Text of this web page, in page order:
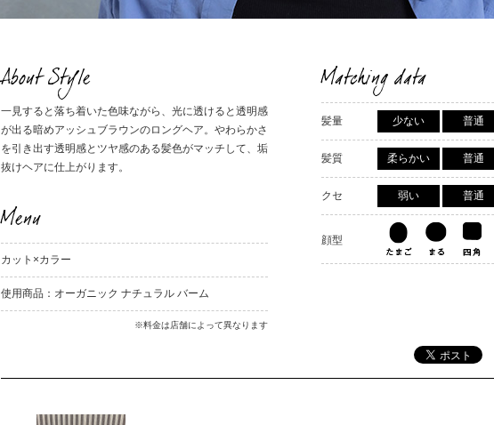
About Style
一見すると落ち着いた色味ながら、光に透けると透明感
が出る暗めアッシュブラウンのロングヘア。やわらかさ
を引き出す透明感とツヤ感のある髪色がマッチして、垢
抜けヘアに仕上がります。
Menu
カット×カラー
使用商品：オーガニック ナチュラル バーム
※料金は店舗によって異なります
Matching data
髪量 少ない 普通
髪質 柔らかい 普通
クセ 弱い 普通
顔型